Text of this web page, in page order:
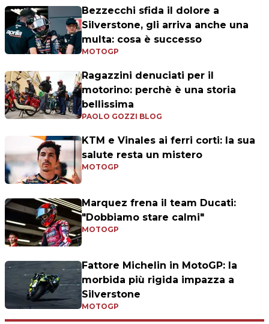
Bezzecchi sfida il dolore a
Silverstone, gli arriva anche una
multa: cosa è successo
MOTOGP
Ragazzini denuciati per il
motorino: perchè è una storia
bellissima
PAOLO GOZZI BLOG
KTM e Vinales ai ferri corti: la sua
salute resta un mistero
MOTOGP
Marquez frena il team Ducati:
"Dobbiamo stare calmi"
MOTOGP
Fattore Michelin in MotoGP: la
morbida più rigida impazza a
Silverstone
MOTOGP